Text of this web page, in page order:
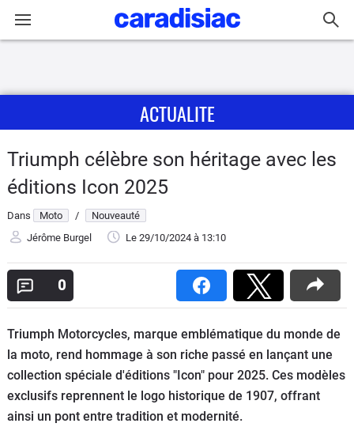
Actu
Essais
Equipement
Avis
Scooters
&
125
ACTUALITE
Triumph célèbre son héritage avec les
éditions Icon 2025
Dans Moto /
Nouveauté
Jérôme Burgel
Le 29/10/2024 à 13:10
0
Triumph Motorcycles, marque emblématique du monde de
la moto, rend hommage à son riche passé en lançant une
collection spéciale d'éditions "Icon" pour 2025. Ces modèles
exclusifs reprennent le logo historique de 1907, offrant
ainsi un pont entre tradition et modernité.